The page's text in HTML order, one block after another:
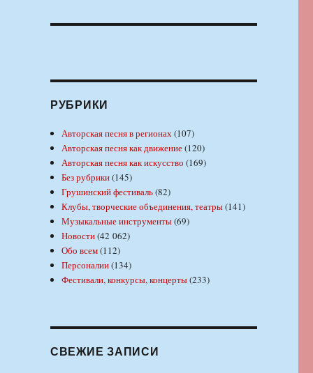
РУБРИКИ
Авторская песня в регионах(107)
Авторская песня как движение(120)
Авторская песня как искусство (169)
Без рубрики(145)
Грушинский фестиваль(82)
Клубы, творческие объединения, театры(141)
Музыкальные инструменты(69)
Новости(42 062)
Обо всем(112)
Персоналии(134)
Фестивали, конкурсы, концерты(233)
СВЕЖИЕ ЗАПИСИ